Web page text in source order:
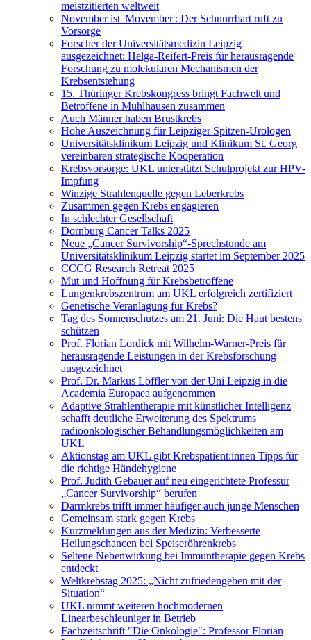
meistzitierten weltweit
November ist 'Movember': Der Schnurrbart ruft zu
Vorsorge
Forscher der Universitätsmedizin Leipzig
ausgezeichnet: Helga-Reifert-Preis für herausragende
Forschung zu molekularen Mechanismen der
Krebsentstehung
15. Thüringer Krebskongress bringt Fachwelt und
Betroffene in Mühlhausen zusammen
Auch Männer haben Brustkrebs
Hohe Auszeichnung für Leipziger Spitzen-Urologen
Universitätsklinikum Leipzig und Klinikum St. Georg
vereinbaren strategische Kooperation
Krebsvorsorge: UKL unterstützt Schulprojekt zur HPV-
Impfung
Winzige Strahlenquelle gegen Leberkrebs
Zusammen gegen Krebs engagieren
In schlechter Gesellschaft
Dornburg Cancer Talks 2025
Neue „Cancer Survivorship“-Sprechstunde am
Universitätsklinikum Leipzig startet im September 2025
CCCG Research Retreat 2025
Mut und Hoffnung für Krebsbetroffene
Lungenkrebszentrum am UKL erfolgreich zertifiziert
Genetische Veranlagung für Krebs?
Tag des Sonnenschutzes am 21. Juni: Die Haut bestens
schützen
Prof. Florian Lordick mit Wilhelm-Warner-Preis für
herausragende Leistungen in der Krebsforschung
ausgezeichnet
Prof. Dr. Markus Löffler von der Uni Leipzig in die
Academia Europaea aufgenommen
Adaptive Strahlentherapie mit künstlicher Intelligenz
schafft deutliche Erweiterung des Spektrums
radioonkologischer Behandlungsmöglichkeiten am
UKL
Aktionstag am UKL gibt Krebspatient:innen Tipps für
die richtige Händehygiene
Prof. Judith Gebauer auf neu eingerichtete Professur
„Cancer Survivorship“ berufen
Darmkrebs trifft immer häufiger auch junge Menschen
Gemeinsam stark gegen Krebs
Kurzmeldungen aus der Medizin: Verbesserte
Heilungschancen bei Speiseröhrenkrebs
Seltene Nebenwirkung bei Immuntherapie gegen Krebs
entdeckt
Weltkrebstag 2025: „Nicht zufriedengeben mit der
Situation“
UKL nimmt weiteren hochmodernen
Linearbeschleuniger in Betrieb
Fachzeitschrift "Die Onkologie": Professor Florian